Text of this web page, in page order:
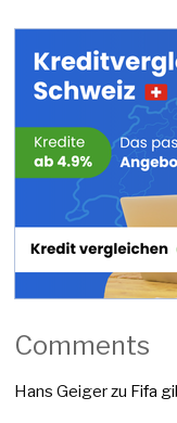
Comments
Hans Geigerzu Fifa